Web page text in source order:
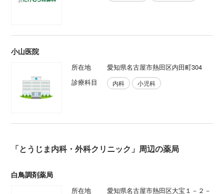
小山医院
所在地
愛知県名古屋市熱田区内田町304
診療科目
内科 小児科
「とうじま内科・外科クリニック」周辺の薬局
白鳥調剤薬局
所在地
愛知県名古屋市熱田区大宝１－２－